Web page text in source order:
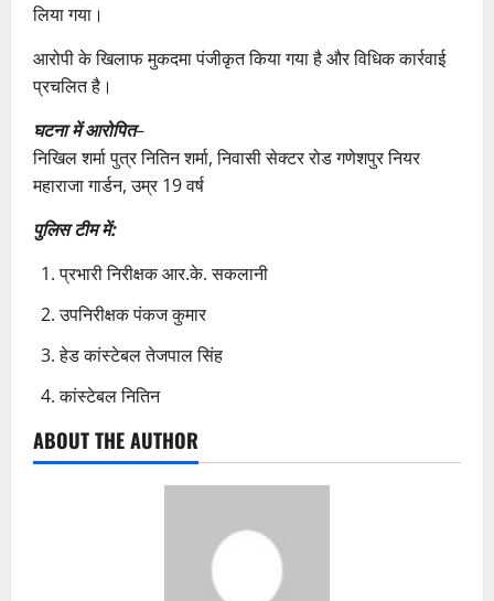
लिया गया।
आरोपी के खिलाफ मुकदमा पंजीकृत किया गया है और विधिक कार्रवाई
प्रचलित है।
घटना में आरोपित–
निखिल शर्मा पुत्र नितिन शर्मा, निवासी सेक्टर रोड गणेशपुर नियर
महाराजा गार्डन, उम्र 19 वर्ष
पुलिस टीम में:
प्रभारी निरीक्षक आर.के. सकलानी
उपनिरीक्षक पंकज कुमार
हेड कांस्टेबल तेजपाल सिंह
कांस्टेबल नितिन
ABOUT THE AUTHOR